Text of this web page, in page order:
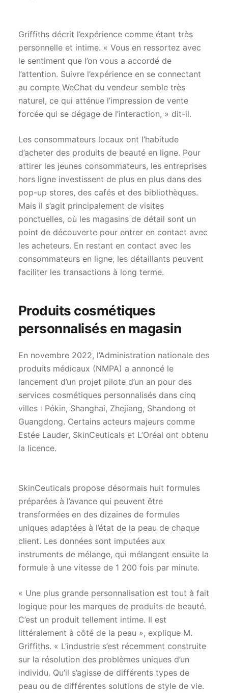
Griffiths décrit l’expérience comme étant très
personnelle et intime. « Vous en ressortez avec
le sentiment que l’on vous a accordé de
l’attention. Suivre l’expérience en se connectant
au compte WeChat du vendeur semble très
naturel, ce qui atténue l’impression de vente
forcée qui se dégage de l’interaction, » dit-il.
Les consommateurs locaux ont l’habitude
d’acheter des produits de beauté en ligne. Pour
attirer les jeunes consommateurs, les entreprises
hors ligne investissent de plus en plus dans des
pop-up stores, des cafés et des bibliothèques.
Mais il s’agit principalement de visites
ponctuelles, où les magasins de détail sont un
point de découverte pour entrer en contact avec
les acheteurs. En restant en contact avec les
consommateurs en ligne, les détaillants peuvent
faciliter les transactions à long terme.
Produits cosmétiques
personnalisés en magasin
En novembre 2022, l’Administration nationale des
produits médicaux (NMPA) a annoncé le
lancement d’un projet pilote d’un an pour des
services cosmétiques personnalisés dans cinq
villes : Pékin, Shanghai, Zhejiang, Shandong et
Guangdong. Certains acteurs majeurs comme
Estée Lauder, SkinCeuticals et L’Oréal ont obtenu
la licence.
SkinCeuticals propose désormais huit formules
préparées à l’avance qui peuvent être
transformées en des dizaines de formules
uniques adaptées à l’état de la peau de chaque
client. Les données sont imputées aux
instruments de mélange, qui mélangent ensuite la
formule à une vitesse de 1 200 fois par minute.
« Une plus grande personnalisation est tout à fait
logique pour les marques de produits de beauté.
C’est un produit tellement intime. Il est
littéralement à côté de la peau », explique M.
Griffiths. « L’industrie s’est récemment construite
sur la résolution des problèmes uniques d’un
individu. Qu’il s’agisse de différents types de
peau ou de différentes solutions de style de vie.